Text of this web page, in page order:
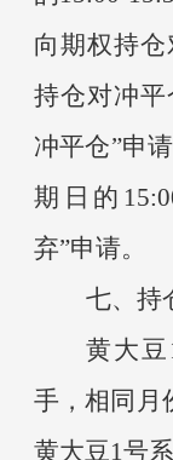
向期权持
持仓对冲平
冲平仓”申
期日的
弃”申请。
七、持
黄大豆
手，相同月
黄大豆1号